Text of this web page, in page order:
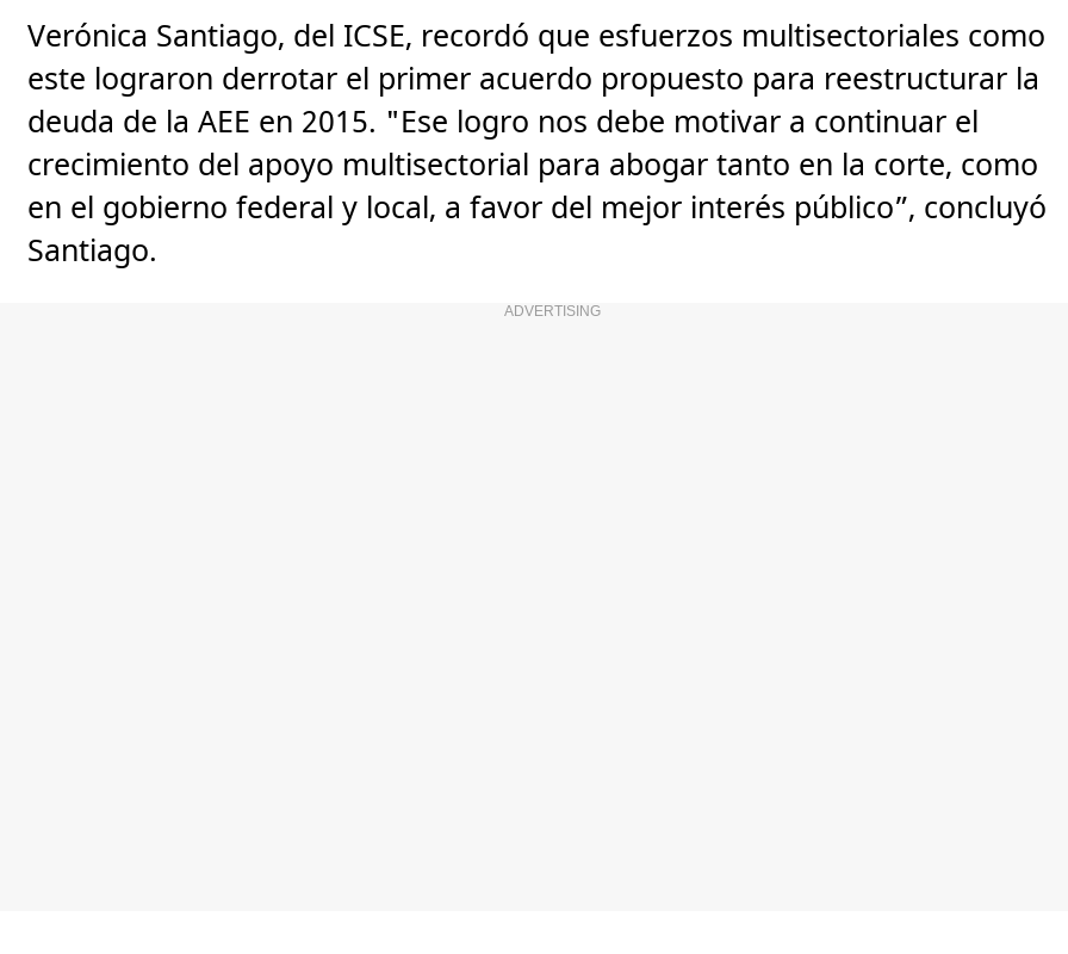
Verónica Santiago, del ICSE, recordó que esfuerzos multisectoriales como
este lograron derrotar el primer acuerdo propuesto para reestructurar la
deuda de la AEE en 2015. "Ese logro nos debe motivar a continuar el
crecimiento del apoyo multisectorial para abogar tanto en la corte, como
en el gobierno federal y local, a favor del mejor interés público”, concluyó
Santiago.
ADVERTISING